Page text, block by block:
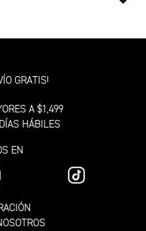
GRATIS!
A $1,499
HÁBILES
EN